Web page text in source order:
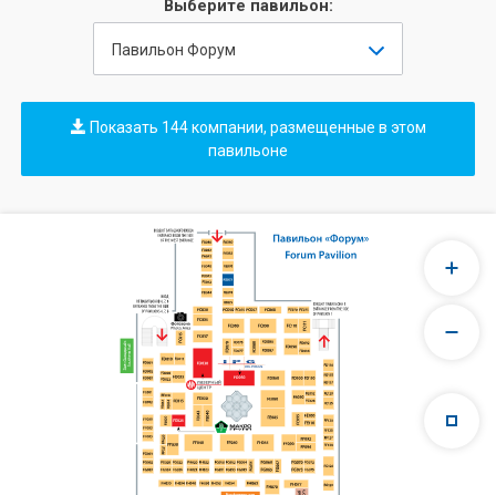
Выберите павильон:
Павильон Форум
Показать 144 компании, размещенные в этом
павильоне